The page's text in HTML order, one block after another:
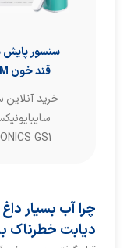
سنسور پایش
قند خون CGM
خرید آنلاین
GS1
چرا آب بسیار
دیابت خطرناک